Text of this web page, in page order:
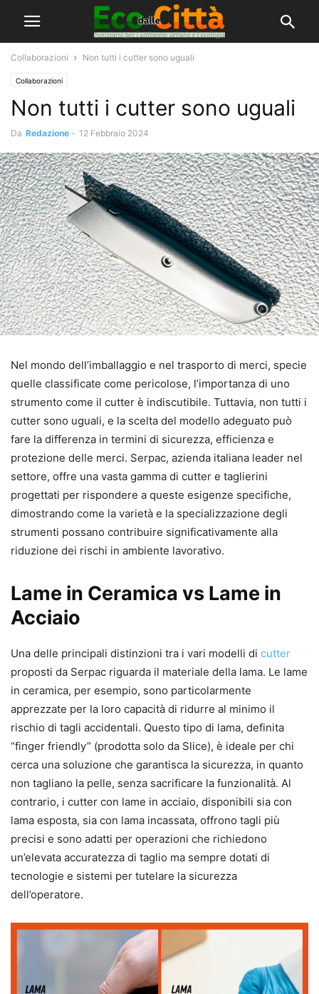
Collaborazioni Non tutti i cutter sono uguali
Collaborazioni
Non tutti i cutter sono uguali
Da Redazione - 12 Febbraio 2024
Nel mondo dell’imballaggio e nel trasporto di merci, specie
quelle classificate come pericolose, l’importanza di uno
strumento come il cutter è indiscutibile. Tuttavia, non tutti i
cutter sono uguali, e la scelta del modello adeguato può
fare la differenza in termini di sicurezza, efficienza e
protezione delle merci. Serpac, azienda italiana leader nel
settore, offre una vasta gamma di cutter e taglierini
progettati per rispondere a queste esigenze specifiche,
dimostrando come la varietà e la specializzazione degli
strumenti possano contribuire significativamente alla
riduzione dei rischi in ambiente lavorativo.
Lame in Ceramica vs Lame in
Acciaio
Una delle principali distinzioni tra i vari modelli di cutter
proposti da Serpac riguarda il materiale della lama. Le lame
in ceramica, per esempio, sono particolarmente
apprezzate per la loro capacità di ridurre al minimo il
rischio di tagli accidentali. Questo tipo di lama, definita
“finger friendly” (prodotta solo da Slice), è ideale per chi
cerca una soluzione che garantisca la sicurezza, in quanto
non tagliano la pelle, senza sacrificare la funzionalità. Al
contrario, i cutter con lame in acciaio, disponibili sia con
lama esposta, sia con lama incassata, offrono tagli più
precisi e sono adatti per operazioni che richiedono
un’elevata accuratezza di taglio ma sempre dotati di
tecnologie e sistemi per tutelare la sicurezza
dell’operatore.